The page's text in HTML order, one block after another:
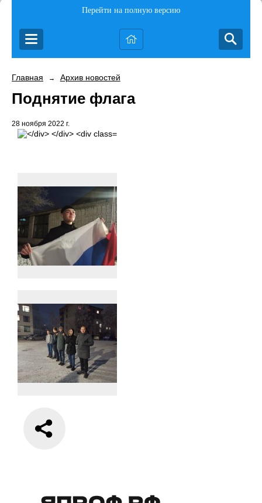
Перейти на полную версию
Главная → Архив новостей
Поднятие флага
28 ноября 2022 г.